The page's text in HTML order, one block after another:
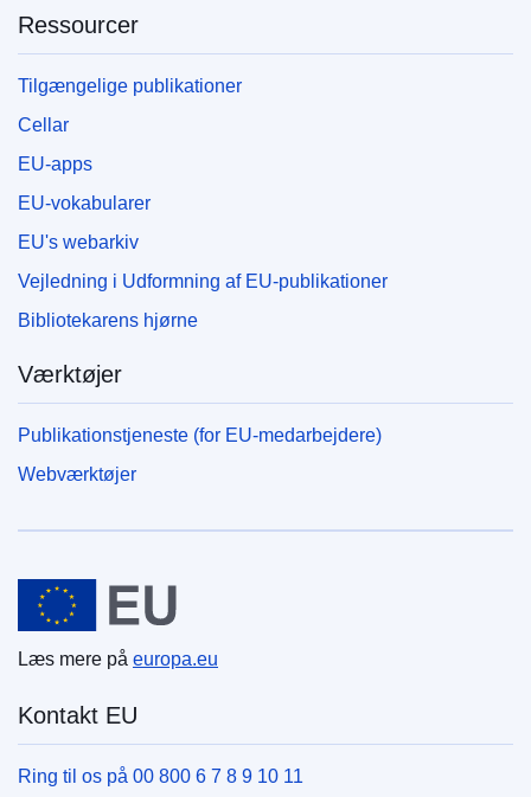
Ressourcer
Tilgængelige publikationer
Cellar
EU-apps
EU-vokabularer
EU's webarkiv
Vejledning i Udformning af EU-publikationer
Bibliotekarens hjørne
Værktøjer
Publikationstjeneste (for EU-medarbejdere)
Webværktøjer
Den Europæiske Union
Læs mere på europa.eu
Kontakt EU
Ring til os på 00 800 6 7 8 9 10 11